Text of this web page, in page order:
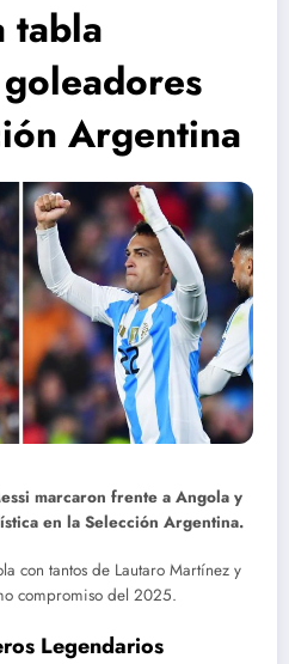
tabla
Argentina
marcaron frente a Angola y
en la Selección Argentina.
con tantos de Lautaro Martínez y
compromiso del 2025.
Legendarios